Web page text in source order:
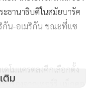
ะธานาธิบดีในสมัยบารัค
กัน-อเมริกัน ขณะที่แซ
โมแครตลงศึกเลือกตั้ง
รองจากเทอร์รี แม็กคอ
ติม